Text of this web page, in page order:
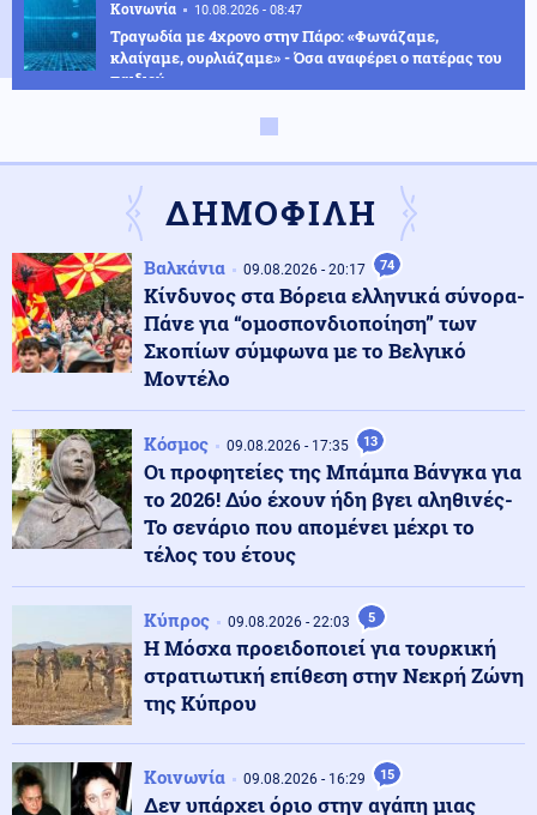
Κοινωνία 10.08.2026 - 08:47
Τραγωδία με 4χρονο στην Πάρο: «Φωνάζαμε,
κλαίγαμε, ουρλιάζαμε» - Όσα αναφέρει ο πατέρας του
παιδιού
Γερμανία: Νέο περιστατικό εντοπισμού drones πάνω
από στρατιωτική βάση προκαλεί ανησυχίες
Περιβάλλον 10.08.2026 - 08:36
Η Δυτική Ευρώπη έζησε το θερμότερο ξεκίνημα
καλοκαιριού όλων των εποχών
ευρώ - Ποιοι είναι οι δικαιούχοι
Κοινωνία 10.08.2026 - 08:27
Ανασφάλιστα οχήματα: Έρχεται ΑΙ για τους ελέγχους -
Εξονυχιστικός έλεγχος για τις ενστάσεις
Κυβέρνηση 10.08.2026 - 08:24
Το «χαρτί» Μητσοτάκη για τη ΔΕΘ: «Πρεσάρισμα» στο
δημογραφικό και φοροελαφρύνσεις
Εσωτερική Ασφάλεια 10.08.2026 - 08:24
Φωτιά τώρα στον Κουβαρά
ΔΗΜΟΦΙΛΗ
Βαλκάνια 09.08.2026 - 20:17 74
Κίνδυνος στα Βόρεια ελληνικά σύνορα-
Πάνε για “ομοσπονδιοποίηση” των
Σκοπίων σύμφωνα με το Βελγικό
Μοντέλο
Κόσμος 09.08.2026 - 17:35 13
Οι προφητείες της Μπάμπα Βάνγκα για
το 2026! Δύο έχουν ήδη βγει αληθινές-
Το σενάριο που απομένει μέχρι το
τέλος του έτους
Κύπρος 09.08.2026 - 22:03 5
Η Μόσχα προειδοποιεί για τουρκική
στρατιωτική επίθεση στην Νεκρή Ζώνη
της Κύπρου
Κοινωνία 09.08.2026 - 16:29 15
Δεν υπάρχει όριο στην αγάπη μιας